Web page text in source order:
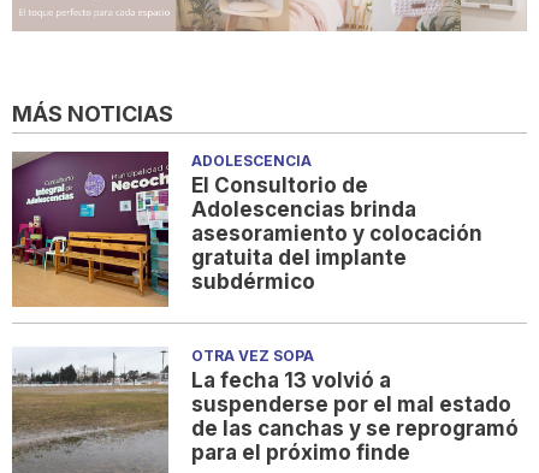
MÁS NOTICIAS
ADOLESCENCIA
El Consultorio de
Adolescencias brinda
asesoramiento y colocación
gratuita del implante
subdérmico
OTRA VEZ SOPA
La fecha 13 volvió a
suspenderse por el mal estado
de las canchas y se reprogramó
para el próximo finde